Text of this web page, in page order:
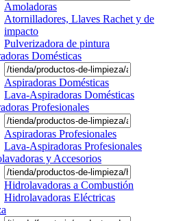
Amoladoras
Atornilladores, Llaves Rachet y de
impacto
Pulverizadora de pintura
Domésticas
Aspiradoras Domésticas
Lava-Aspiradoras Domésticas
Profesionales
Aspiradoras Profesionales
Lava-Aspiradoras Profesionales
y Accesorios
Hidrolavadoras a Combustión
Hidrolavadoras Eléctricas